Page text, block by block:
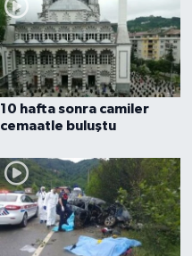
10 hafta sonra camiler
cemaatle buluştu